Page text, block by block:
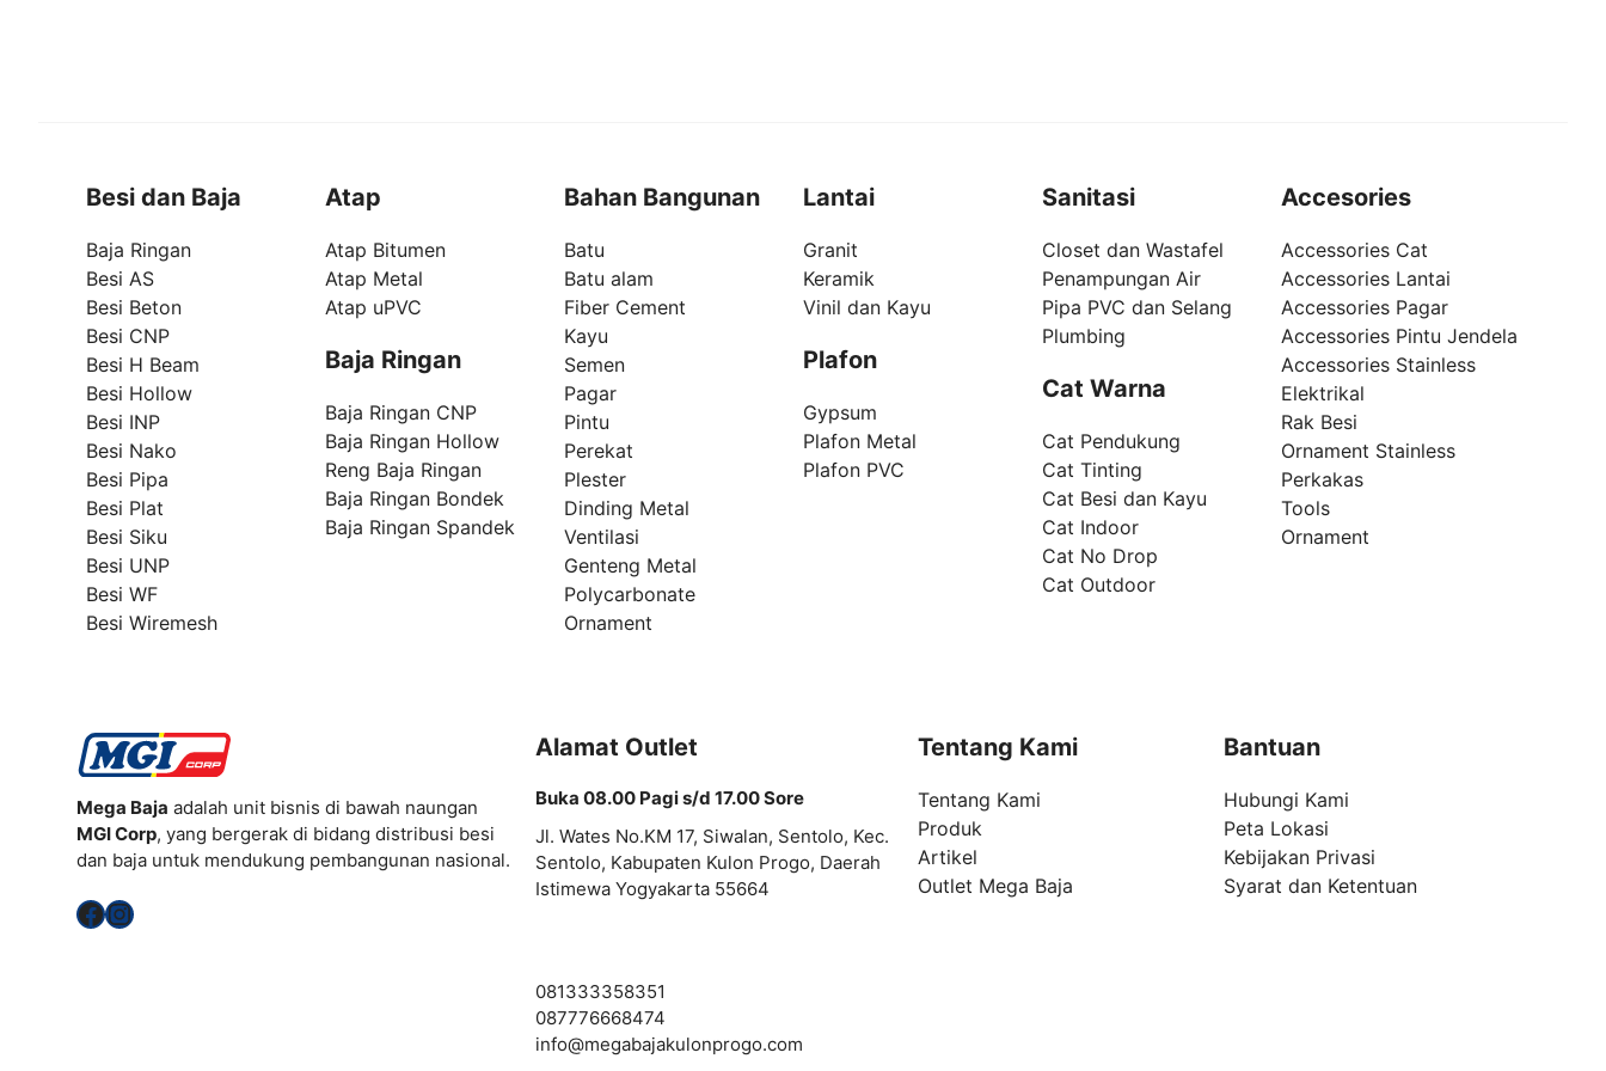
Besi dan Baja
Baja Ringan
Besi AS
Besi Beton
Besi CNP
Besi H Beam
Besi Hollow
Besi INP
Besi Nako
Besi Pipa
Besi Plat
Besi Siku
Besi UNP
Besi WF
Besi Wiremesh
Atap
Atap Bitumen
Atap Metal
Atap uPVC
Baja Ringan
Baja Ringan CNP
Baja Ringan Hollow
Reng Baja Ringan
Baja Ringan Bondek
Baja Ringan Spandek
Bahan Bangunan
Batu
Batu alam
Fiber Cement
Kayu
Semen
Pagar
Pintu
Perekat
Plester
Dinding Metal
Ventilasi
Genteng Metal
Polycarbonate
Ornament
Lantai
Granit
Keramik
Vinil dan Kayu
Plafon
Gypsum
Plafon Metal
Plafon PVC
Sanitasi
Closet dan Wastafel
Penampungan Air
Pipa PVC dan Selang
Plumbing
Cat Warna
Cat Pendukung
Cat Tinting
Cat Besi dan Kayu
Cat Indoor
Cat No Drop
Cat Outdoor
Accesories
Accessories Cat
Accessories Lantai
Accessories Pagar
Accessories Pintu Jendela
Accessories Stainless
Elektrikal
Rak Besi
Ornament Stainless
Perkakas
Tools
Ornament
Mega Baja adalah unit bisnis di bawah naungan
MGI Corp, yang bergerak di bidang distribusi besi
dan baja untuk mendukung pembangunan nasional.
Facebook
Instagram
Alamat Outlet
Buka 08.00 Pagi s/d 17.00 Sore
Jl. Wates No.KM 17, Siwalan, Sentolo, Kec.
Sentolo, Kabupaten Kulon Progo, Daerah
Istimewa Yogyakarta 55664
081333358351
087776668474
info@megabajakulonprogo.com
Tentang Kami
Tentang Kami
Produk
Artikel
Outlet Mega Baja
Bantuan
Hubungi Kami
Peta Lokasi
Kebijakan Privasi
Syarat dan Ketentuan